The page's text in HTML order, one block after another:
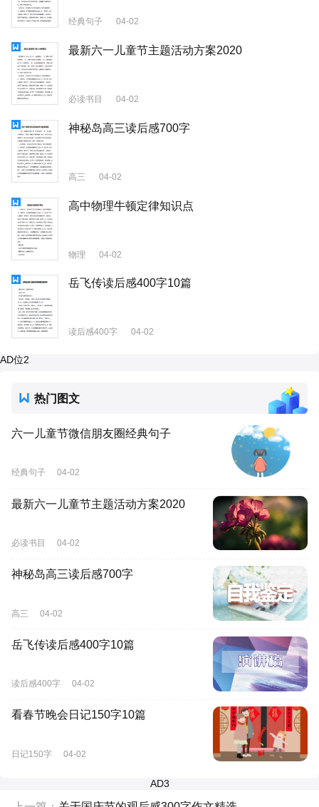
经典句子 04-02
最新六一儿童节主题活动方案2020
必读书目 04-02
神秘岛高三读后感700字
高三 04-02
高中物理牛顿定律知识点
物理 04-02
岳飞传读后感400字10篇
读后感400字 04-02
AD位2
热门图文
六一儿童节微信朋友圈经典句子
经典句子 04-02
最新六一儿童节主题活动方案2020
必读书目 04-02
神秘岛高三读后感700字
高三 04-02
岳飞传读后感400字10篇
读后感400字 04-02
看春节晚会日记150字10篇
日记150字 04-02
AD3